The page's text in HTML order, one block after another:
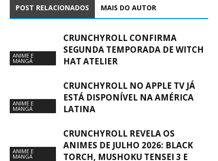
POST RELACIONADOS MAIS DO AUTOR
ANIME E
MANGÁ
CRUNCHYROLL CONFIRMA
SEGUNDA TEMPORADA DE WITCH
HAT ATELIER
ANIME E
MANGÁ
CRUNCHYROLL NO APPLE TV JÁ
ESTÁ DISPONÍVEL NA AMÉRICA
LATINA
ANIME E
MANGÁ
CRUNCHYROLL REVELA OS
ANIMES DE JULHO 2026: BLACK
TORCH, MUSHOKU TENSEI 3 E